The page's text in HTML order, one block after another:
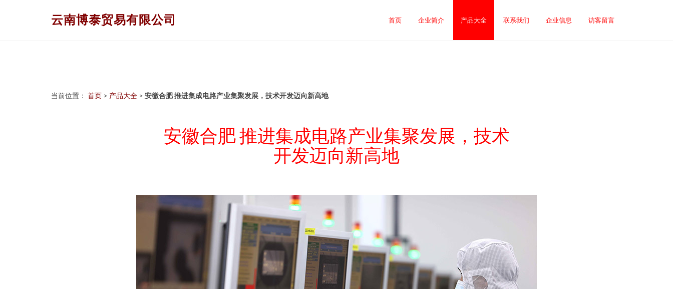
云南博泰贸易有限公司 首页 企业简介 产品大全 联系我们 企业信息 访客留言
当前位置： 首页 > 产品大全 > 安徽合肥 推进集成电路产业集聚发展，技术开发迈向新高地
安徽合肥 推进集成电路产业集聚发展，技术
开发迈向新高地